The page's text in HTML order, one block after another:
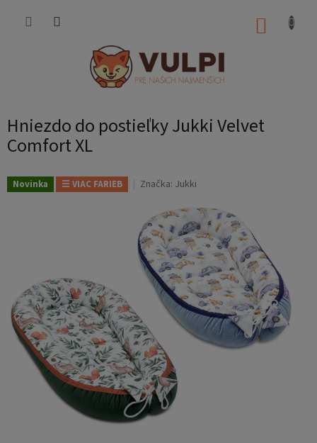
Hniezdo do postieľky Jukki Velvet
Comfort XL
Novinka ☰ VIAC FARIEB Značka: Jukki